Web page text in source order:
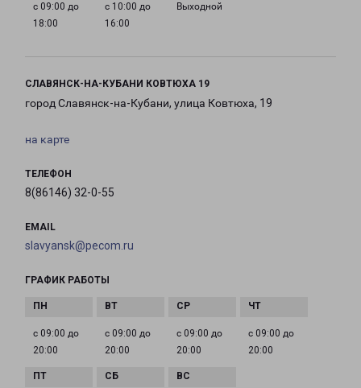
с 09:00 до
18:00
с 10:00 до
16:00
Выходной
СЛАВЯНСК-НА-КУБАНИ КОВТЮХА 19
город Славянск-на-Кубани, улица Ковтюха, 19
на карте
ТЕЛЕФОН
8(86146) 32-0-55
EMAIL
slavyansk@pecom.ru
ГРАФИК РАБОТЫ
с 09:00 до
20:00
с 09:00 до
20:00
с 09:00 до
20:00
с 09:00 до
20:00